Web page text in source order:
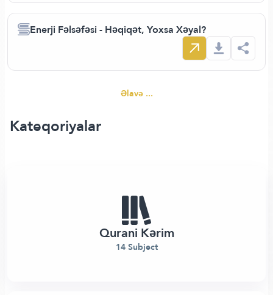
Enerji Fəlsəfəsi - Həqiqət, Yoxsa Xəyal?
Əlavə ...
Kateqoriyalar
Qurani Kərim
14 Subject